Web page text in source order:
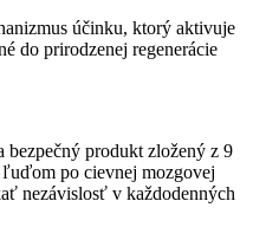
účinku, ktorý aktivuje
do prirodzenej regenerácie
produkt zložený z 9
po cievnej mozgovej
nezávislosť v každodenných